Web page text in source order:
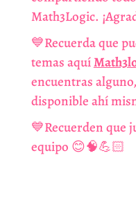
Math3Logic.
💙Recuerda que
temas aquí
encuentras
disponible ahí
💙Recuerden que
equipo 😊🧠💪🏻